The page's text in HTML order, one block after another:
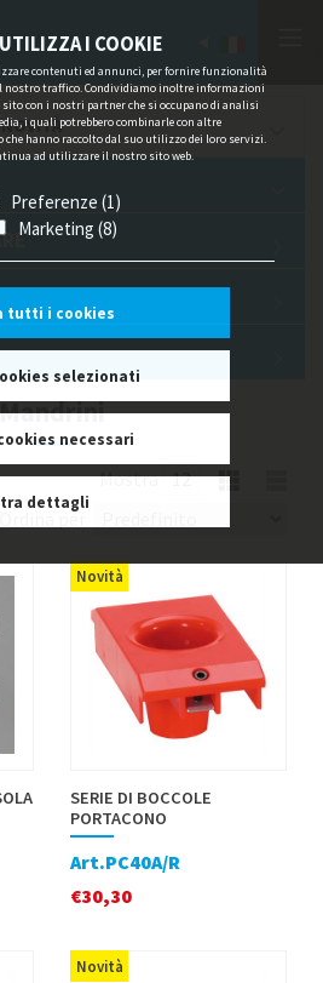
I COOKIE
contenuti ed annunci, per fornire funzionalità
nostro traffico. Condividiamo inoltre informazioni
con i nostri partner che si occupano di analisi
i quali potrebbero combinarle con altre
hanno raccolto dal suo utilizzo dei loro servizi.
ad utilizzare il nostro sito web.
Preferenze (1)
Marketing (8)
tutti i cookies
selezionati
necessari
dettagli
Mandrini
Mostra
Ordina per
Novità
SERIE DI BOCCOLE
PORTACONO
Art.PC40A/R
€30,30
Novità